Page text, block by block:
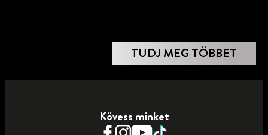
TUDJ MEG TÖBBET
Kövess minket